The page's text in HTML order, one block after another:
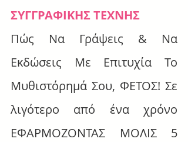
ΣΥΓΓΡΑΦΙΚΗΣ ΤΕΧΝΗΣ
Πώς Να Γράψεις & Να
Εκδώσεις Με Επιτυχία Το
Μυθιστόρημά Σου, ΦΕΤΟΣ! Σε
λιγότερο από ένα χρόνο
ΕΦΑΡΜΟΖΟΝΤΑΣ ΜΟΛΙΣ 5